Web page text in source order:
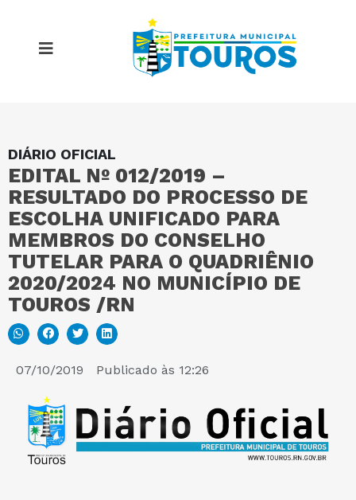
DIÁRIO OFICIAL
EDITAL Nº 012/2019 –
RESULTADO DO PROCESSO DE
ESCOLHA UNIFICADO PARA
MEMBROS DO CONSELHO
TUTELAR PARA O QUADRIÊNIO
2020/2024 NO MUNICÍPIO DE
TOUROS /RN
07/10/2019 Publicado às 12:26
MAPA DO SITE
PORTAL DA TRANSPARÊNCIA
E-SIC
PERGUNTAS FREQUENTES